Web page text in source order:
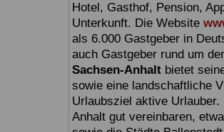
Hotel, Gasthof, Pension,
Unterkunft. Die Website
als 6.000 Gastgeber in
auch Gastgeber rund um
Sachsen-Anhalt bietet
sowie eine landschaftliche
Urlaubsziel aktive
Anhalt gut vereinbaren,